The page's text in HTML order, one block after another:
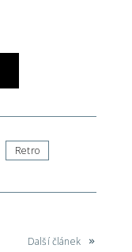
Retro
Další článek